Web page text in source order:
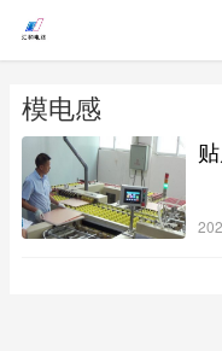
模电感